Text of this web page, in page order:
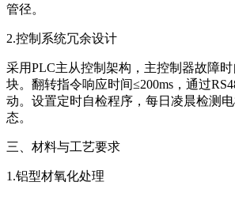
管径。
2.控制系统冗余设计
采用PLC主从控制架构，主控制器故障
块。翻转指令响应时间≤200ms，通过
动。设置定时自检程序，每日凌晨检测
态。
三、材料与工艺要求
1.铝型材氧化处理